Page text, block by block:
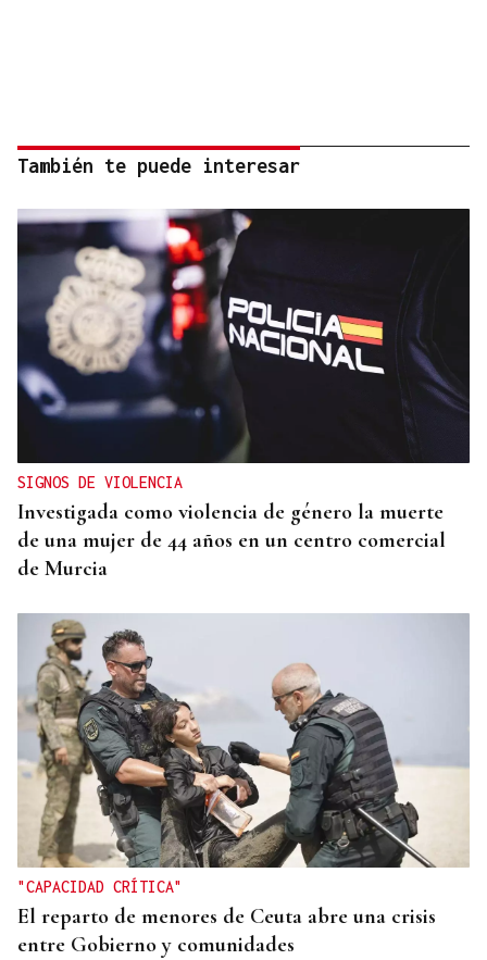
También te puede interesar
SIGNOS DE VIOLENCIA
Investigada como violencia de género la muerte
de una mujer de 44 años en un centro comercial
de Murcia
"CAPACIDAD CRÍTICA"
El reparto de menores de Ceuta abre una crisis
entre Gobierno y comunidades